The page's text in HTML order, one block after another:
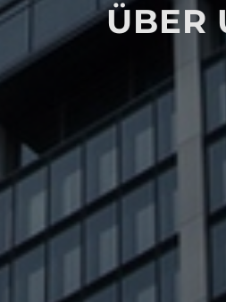
ÜBER